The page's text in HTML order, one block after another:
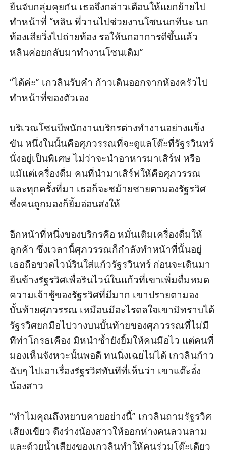
ยืนจับกลุ่มคุยกัน เธอจึงกล่าวเตือนให้แยกย้ายไป
ทำหน้าที่ “หลิน พี่วานไปช่วยงานโซนนกทีนะ นก
ท้องเสียวิ่งไปถ่ายท้อง รอให้นกอาการดีขึ้นแล้ว
หลินค่อยกลับมาทำงานโซนเดิม”
“ได้ค่ะ” เกวลินรับคำ ก้าวเดินออกจากห้องครัวไป
ทำหน้าที่ของตัวเอง
บริเวณโซนบีพนักงานบริกรต่างทำงานอย่างแข็ง
ขัน หนึ่งในนั้นคือศุภวรรณที่จะดูแลโต๊ะที่รัฐรวินทร์
นั่งอยู่เป็นพิเศษ ไม่ว่าจะนำอาหารมาเสิร์ฟ หรือ
แม้แต่เครื่องดื่ม คนที่นำมาเสิร์ฟให้คือศุภวรรณ
และทุกครั้งที่มา เธอก็จะชม้ายชายตามองรัฐรวิศ
ซึ่งคนถูกมองก็ยิ้มอ่อนส่งให้
อีกหน้าที่หนึ่งของบริกรคือ หมั่นเติมเครื่องดื่มให้
ลูกค้า ซึ่งเวลานี้ศุภวรรณก็กำลังทำหน้าที่นั้นอยู่
เธอถือขวดไวน์รินใส่แก้วรัฐรวินทร์ ก่อนจะเดินมา
ยืนข้างรัฐรวิศเพื่อรินไวน์ในแก้วที่เขาเพิ่มดื่มหมด
ความเจ้าชู้ของรัฐรวิศที่มีมาก เขาปรายตามอง
บั้นท้ายศุภวรรณ เหมือนมีอะไรดลใจเขามิทราบได้
รัฐรวิศยกมือไปวางบนบั้นท้ายของศุภวรรณที่ไม่มี
ทีท่าโกรธเคือง มิหนำซ้ำยังยิ้มให้คนมือไว แต่คนที่
มองเห็นจังหวะนั้นพอดี ทนนิ่งเฉยไม่ได้ เกวลินก้าว
ฉับๆ ไปเอาเรื่องรัฐรวิศทันทีที่เห็นว่า เขาแต๊ะอั๋ง
น้องสาว
“ทำไมคุณถึงหยาบคายอย่างนี้” เกวลินถามรัฐรวิศ
เสียงเขียว ดึงร่างน้องสาวให้ออกห่างคนลวนลาม
และด้วยน้ำเสียงของเกวลินทำให้คนร่วมโต๊ะเดียว